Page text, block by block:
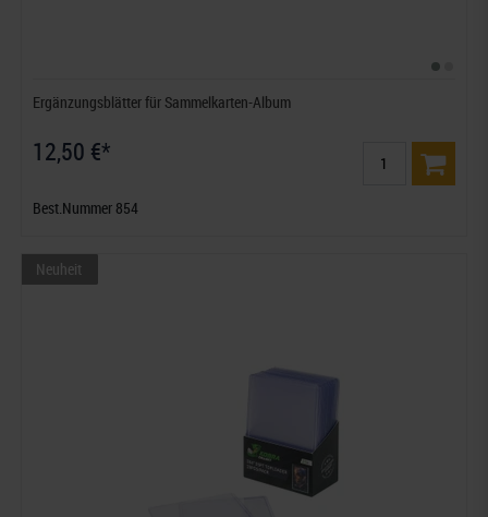
Ergänzungsblätter für Sammelkarten-Album
12,50 €*
Best.Nummer 854
Neuheit